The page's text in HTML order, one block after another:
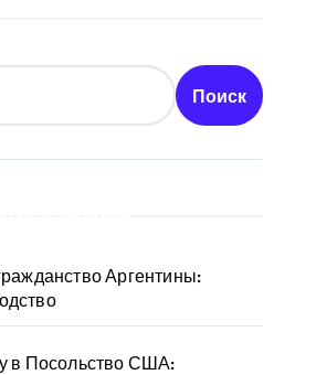
Поиск
Аргентины:
в Посольство США: